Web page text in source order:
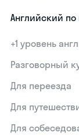
Английский
+1 уровень
Разговорный
Для переезда
Для
Для